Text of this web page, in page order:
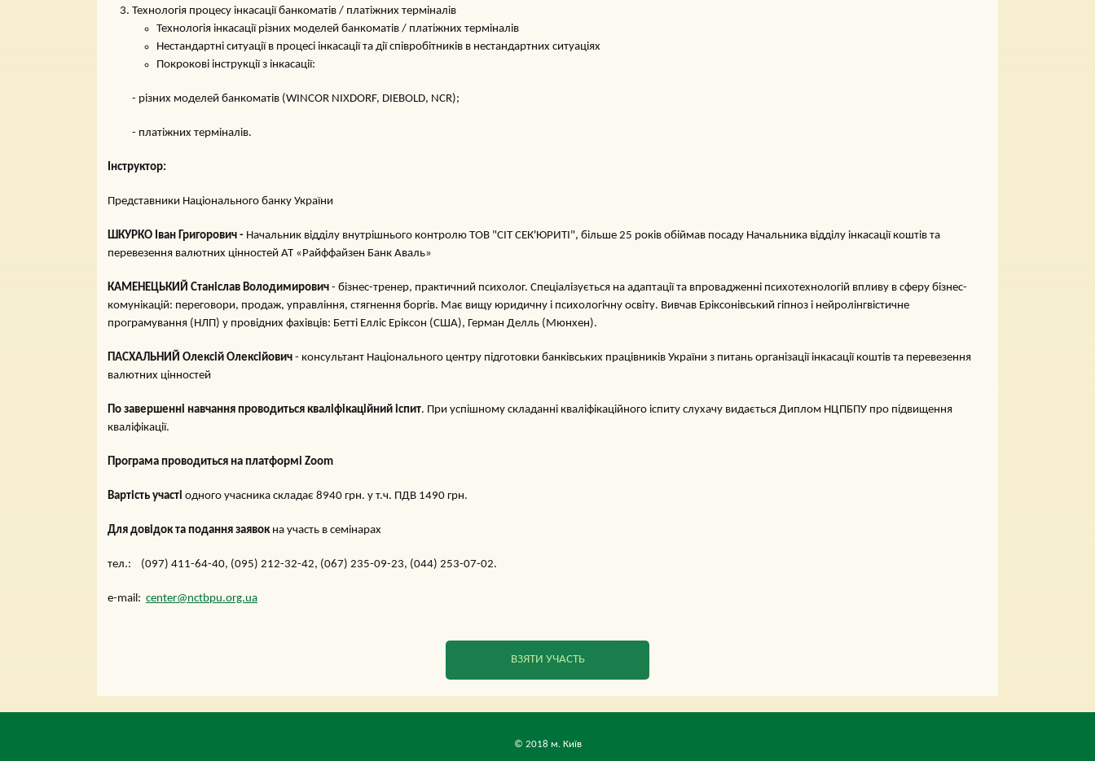
Технологія процесу інкасації банкоматів / платіжних терміналів
Технологія інкасації різних моделей банкоматів / платіжних терміналів
Нестандартні ситуації в процесі інкасації та дії співробітників в нестандартних ситуаціях
Покрокові інструкції з інкасації:
- різних моделей банкоматів (WINCOR NIXDORF, DIEBOLD, NCR);
- платіжних терміналів.
Інструктор:
Представники Національного банку України
ШКУРКО Іван Григорович - Начальник відділу внутрішнього контролю ТОВ "СІТ СЕК'ЮРИТІ", більше 25 років обіймав посаду Начальника відділу інкасації коштів та
перевезення валютних цінностей АТ «Райффайзен Банк Аваль»
КАМЕНЕЦЬКИЙ Станіслав Володимирович - бізнес-тренер, практичний психолог. Спеціалізується на адаптації та впровадженні психотехнологій впливу в сферу бізнес-
комунікацій: переговори, продаж, управління, стягнення боргів. Має вищу юридичну і психологічну освіту. Вивчав Еріксонівський гіпноз і нейролінгвістичне
програмування (НЛП) у провідних фахівців: Бетті Елліс Еріксон (США), Герман Делль (Мюнхен).
ПАСХАЛЬНИЙ Олексій Олексійович - консультант Національного центру підготовки банківських працівників України з питань організації інкасації коштів та перевезення
валютних цінностей
По завершенні навчання проводиться кваліфікаційний іспит. При успішному складанні кваліфікаційного іспиту слухачу видається Диплом НЦПБПУ про підвищення
кваліфікації.
Програма проводиться на платформі Zoom
Вартість участі одного учасника складає 8940 грн. у т.ч. ПДВ 1490 грн.
Для довідок та подання заявок на участь в семінарах
тел.: (097) 411-64-40, (095) 212-32-42, (067) 235-09-23, (044) 253-07-02.
e-mail: center@nctbpu.org.ua
ВЗЯТИ УЧАСТЬ
© 2018 м. Київ